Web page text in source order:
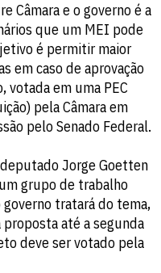
Câmara e o governo é a
que um MEI pode
é permitir maior
em caso de aprovação
votada em uma PEC
pela Câmara em
pelo Senado Federal.
Jorge Goetten
grupo de trabalho
tratará do tema,
até a segunda
deve ser votado pela